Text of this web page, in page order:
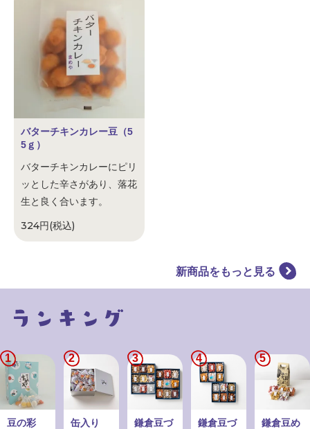
バターチキンカレー豆（5
5ｇ）
バターチキンカレーにピリ
ッとした辛さがあり、落花
生と良く合います。
324円(税込)
新商品をもっと見る
1
豆の彩
2
缶入り
3
鎌倉豆づ
4
鎌倉豆づ
5
鎌倉豆め